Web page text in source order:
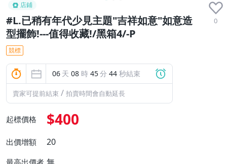
店鋪
#L.已稍有年代少見主題"吉祥如意"如意造
型擺飾!---值得收藏!/黑箱4/-P
0
競標
06 天 08 時 45分 43 秒結束
賣家可提前結束 / 拍賣時間會自動延長
起標價格 $400
出價增額 20
最高出價者